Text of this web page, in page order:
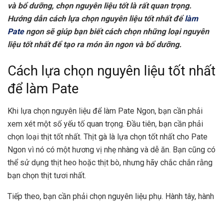
và bổ dưỡng, chọn nguyên liệu tốt là rất quan trọng.
Hướng dẫn cách lựa chọn nguyên liệu tốt nhất đểlàm
Patengon sẽ giúp bạn biết cách chọn những loại nguyên
liệu tốt nhất để tạo ra món ăn ngon và bổ dưỡng.
Cách lựa chọn nguyên liệu tốt nhất
để làm Pate
Khi lựa chọn nguyên liệu để làm Pate Ngon, bạn cần phải
xem xét một số yếu tố quan trọng. Đầu tiên, bạn cần phải
chọn loại thịt tốt nhất. Thịt gà là lựa chọn tốt nhất cho Pate
Ngon vì nó có một hương vị nhẹ nhàng và dễ ăn. Bạn cũng có
thể sử dụng thịt heo hoặc thịt bò, nhưng hãy chắc chắn rằng
bạn chọn thịt tươi nhất.
Tiếp theo, bạn cần phải chọn nguyên liệu phụ. Hành tây, hành